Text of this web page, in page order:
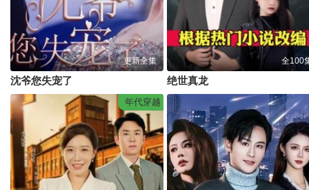
更新全集
沈爷您失宠了
全100
绝世真龙
年代穿越